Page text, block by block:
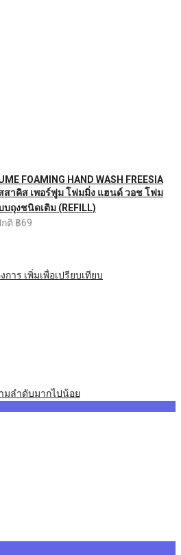
FOAMING HAND WASH FREESIA
สาคิส เพอร์ฟูม โฟมมิ่ง แฮนด์ วอช โฟม
ถุงชนิดเติม (REFILL)
ติ ฿69
การ เพิ่มเพื่อเปรียบเทียบ
มลำดับมากไปน้อย